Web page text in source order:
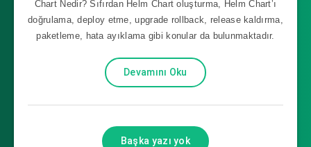
Chart Nedir? Sıfırdan Helm Chart oluşturma, Helm Chart’ı
doğrulama, deploy etme, upgrade rollback, release kaldırma,
paketleme, hata ayıklama gibi konular da bulunmaktadır.
Devamını Oku
Başka yazı yok